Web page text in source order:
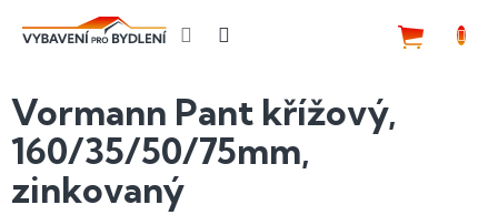
Vormann Pant křížový,
160/35/50/75mm,
zinkovaný